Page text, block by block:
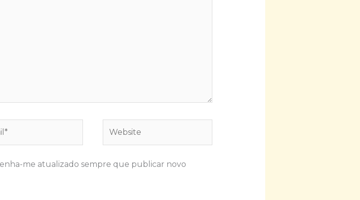
me atualizado sempre que publicar novo